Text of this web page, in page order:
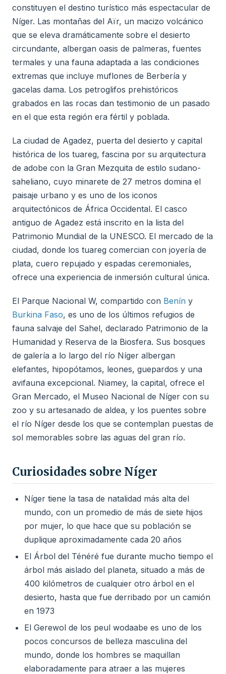
constituyen el destino turístico más espectacular de
Níger. Las montañas del Aïr, un macizo volcánico
que se eleva dramáticamente sobre el desierto
circundante, albergan oasis de palmeras, fuentes
termales y una fauna adaptada a las condiciones
extremas que incluye muflones de Berbería y
gacelas dama. Los petroglifos prehistóricos
grabados en las rocas dan testimonio de un pasado
en el que esta región era fértil y poblada.
La ciudad de Agadez, puerta del desierto y capital
histórica de los tuareg, fascina por su arquitectura
de adobe con la Gran Mezquita de estilo sudano-
saheliano, cuyo minarete de 27 metros domina el
paisaje urbano y es uno de los iconos
arquitectónicos de África Occidental. El casco
antiguo de Agadez está inscrito en la lista del
Patrimonio Mundial de la UNESCO. El mercado de la
ciudad, donde los tuareg comercian con joyería de
plata, cuero repujado y espadas ceremoniales,
ofrece una experiencia de inmersión cultural única.
El Parque Nacional W, compartido con Benín y
Burkina Faso, es uno de los últimos refugios de
fauna salvaje del Sahel, declarado Patrimonio de la
Humanidad y Reserva de la Biosfera. Sus bosques
de galería a lo largo del río Níger albergan
elefantes, hipopótamos, leones, guepardos y una
avifauna excepcional. Niamey, la capital, ofrece el
Gran Mercado, el Museo Nacional de Níger con su
zoo y su artesanado de aldea, y los puentes sobre
el río Níger desde los que se contemplan puestas de
sol memorables sobre las aguas del gran río.
Curiosidades sobre Níger
Níger tiene la tasa de natalidad más alta del
mundo, con un promedio de más de siete hijos
por mujer, lo que hace que su población se
duplique aproximadamente cada 20 años
El Árbol del Ténéré fue durante mucho tiempo el
árbol más aislado del planeta, situado a más de
400 kilómetros de cualquier otro árbol en el
desierto, hasta que fue derribado por un camión
en 1973
El Gerewol de los peul wodaabe es uno de los
pocos concursos de belleza masculina del
mundo, donde los hombres se maquillan
elaboradamente para atraer a las mujeres